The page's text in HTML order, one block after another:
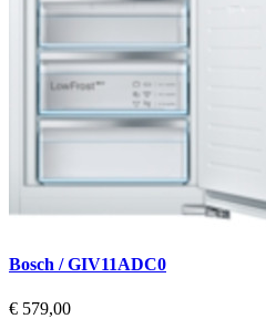
Bosch / GIV11ADC0
€ 579,00